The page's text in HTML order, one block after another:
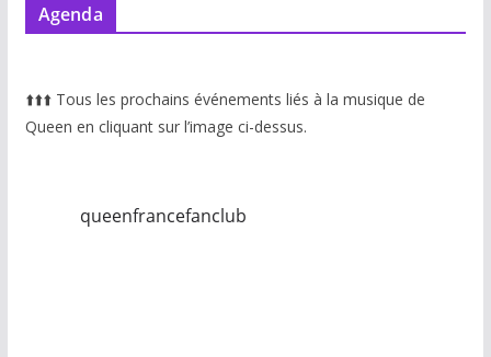
Agenda
⬆️⬆️⬆️ Tous les prochains événements liés à la musique de
Queen en cliquant sur l’image ci-dessus.
queenfrancefanclub